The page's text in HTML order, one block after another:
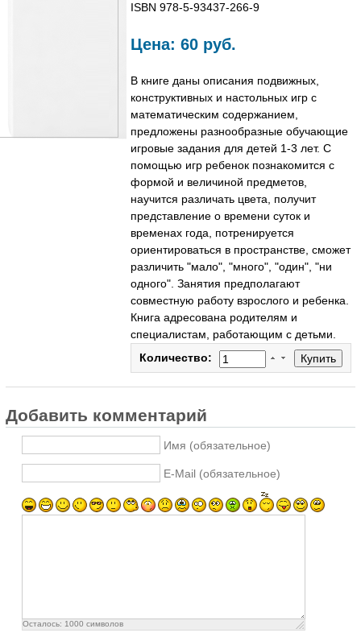
ISBN 978-5-93437-266-9
Цена: 60 руб.
В книге даны описания подвижных,
конструктивных и настольных игр с
математическим содержанием,
предложены разнообразные обучающие
игровые задания для детей 1-3 лет. С
помощью игр ребенок познакомится с
формой и величиной предметов,
научится различать цвета, получит
представление о времени суток и
временах года, потренируется
ориентироваться в пространстве, сможет
различить "мало", "много", "один", "ни
одного". Занятия предполагают
совместную работу взрослого и ребенка.
Книга адресована родителям и
специалистам, работающим с детьми.
Количество:
Добавить комментарий
Имя (обязательное)
E-Mail (обязательное)
Осталось: 1000 символов